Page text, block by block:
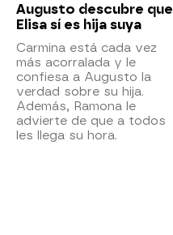
Augusto descubre que
Elisa sí es hija suya
Carmina está cada vez
más acorralada y le
confiesa a Augusto la
verdad sobre su hija.
Además, Ramona le
advierte de que a todos
les llega su hora.